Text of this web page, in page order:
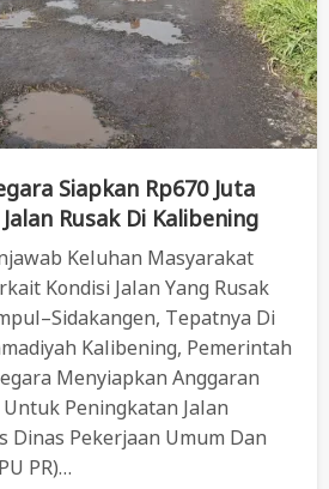
Siapkan Rp670 Juta
Rusak Di Kalibening
Keluhan Masyarakat
Kondisi Jalan Yang Rusak
Tepatnya Di
Kalibening, Pemerintah
Menyiapkan Anggaran
Untuk Peningkatan Jalan
Dinas Pekerjaan Umum Dan
PR)…